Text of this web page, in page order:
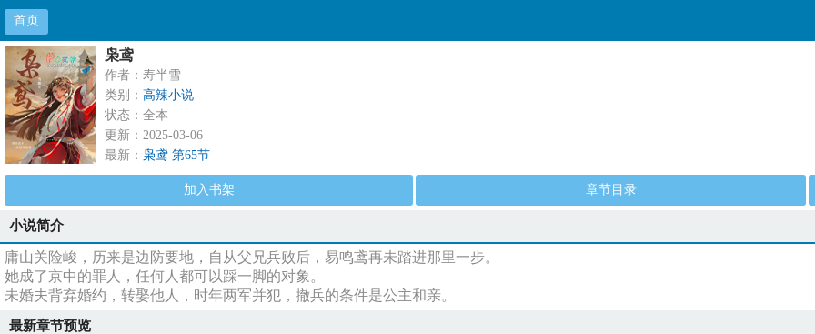
首页
枭鸢
作者：寿半雪
类别： 高辣小说
状态：全本
更新：2025-03-06
最新： 枭鸢 第65节
加入书架 章节目录
小说简介
庸山关险峻，历来是边防要地，自从父兄兵败后，易鸣鸢再未踏进那里一步。
她成了京中的罪人，任何人都可以踩一脚的对象。
未婚夫背弃婚约，转娶他人，时年两军并犯，撤兵的条件是公主和亲。
最新章节预览